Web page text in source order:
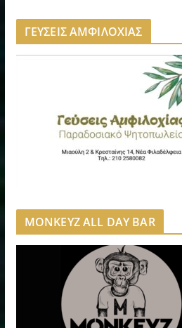
ΓΕΥΣΕΙΣ ΑΜΦΙΛΟΧΙΑΣ
MONKEYZ ALL DAY BAR